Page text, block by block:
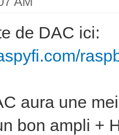
de DAC ici:
aura une
bon ampli +